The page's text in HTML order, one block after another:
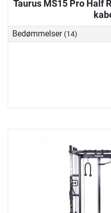
Taurus MS15 Pro Half
Bedømmelser (14)